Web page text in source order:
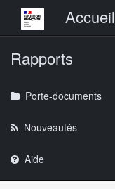
Menu principalAccueil
Rapports
Porte-documents
Nouveautés
Aide